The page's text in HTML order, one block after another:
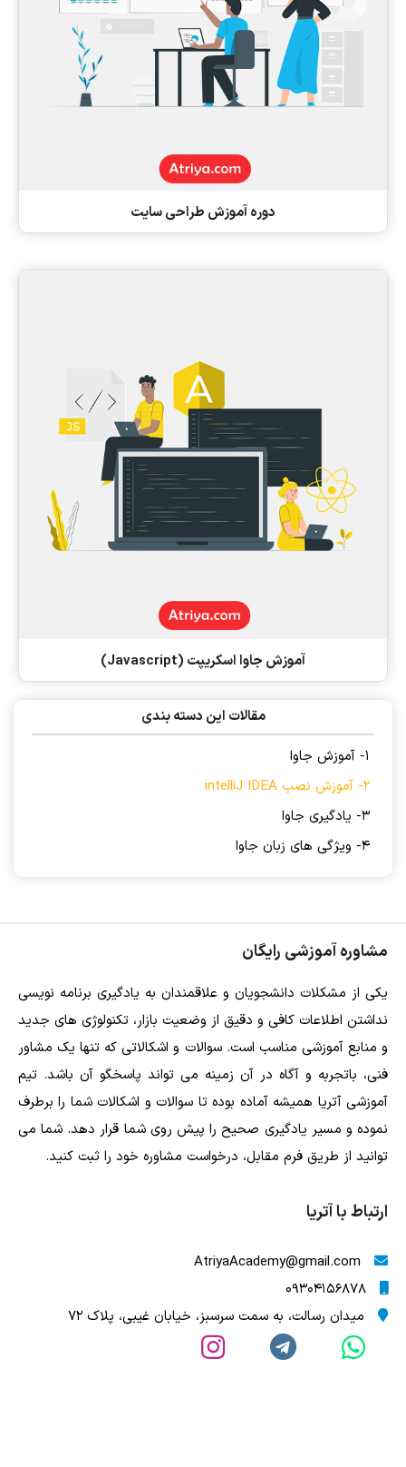
دوره آموزش طراحی سایت
آموزش جاوا اسکریپت (Javascript)
مقالات این دسته بندی
1- آموزش جاوا
2- آموزش نصب intelliJ IDEA
3- یادگیری جاوا
4- ویژگی های زبان جاوا
مشاوره آموزشی رایگان
یکی از مشکلات دانشجویان و علاقمندان به یادگیری برنامه نویسی
نداشتن اطلاعات کافی و دقیق از وضعیت بازار، تکنولوژی های جدید
و منابع آموزشی مناسب است. سوالات و اشکالاتی که تنها یک مشاور
فنی، باتجربه و آگاه در آن زمینه می تواند پاسخگو آن باشد. تیم
آموزشی آتریا همیشه آماده بوده تا سوالات و اشکالات شما را برطرف
نموده و مسیر یادگیری صحیح را پیش روی شما قرار دهد. شما می
توانید از طریق فرم مقابل، درخواست مشاوره خود را ثبت کنید.
ارتباط با آتریا
AtriyaAcademy@gmail.com
09304156878
میدان رسالت، به سمت سرسبز، خیابان غیبی، پلاک 72